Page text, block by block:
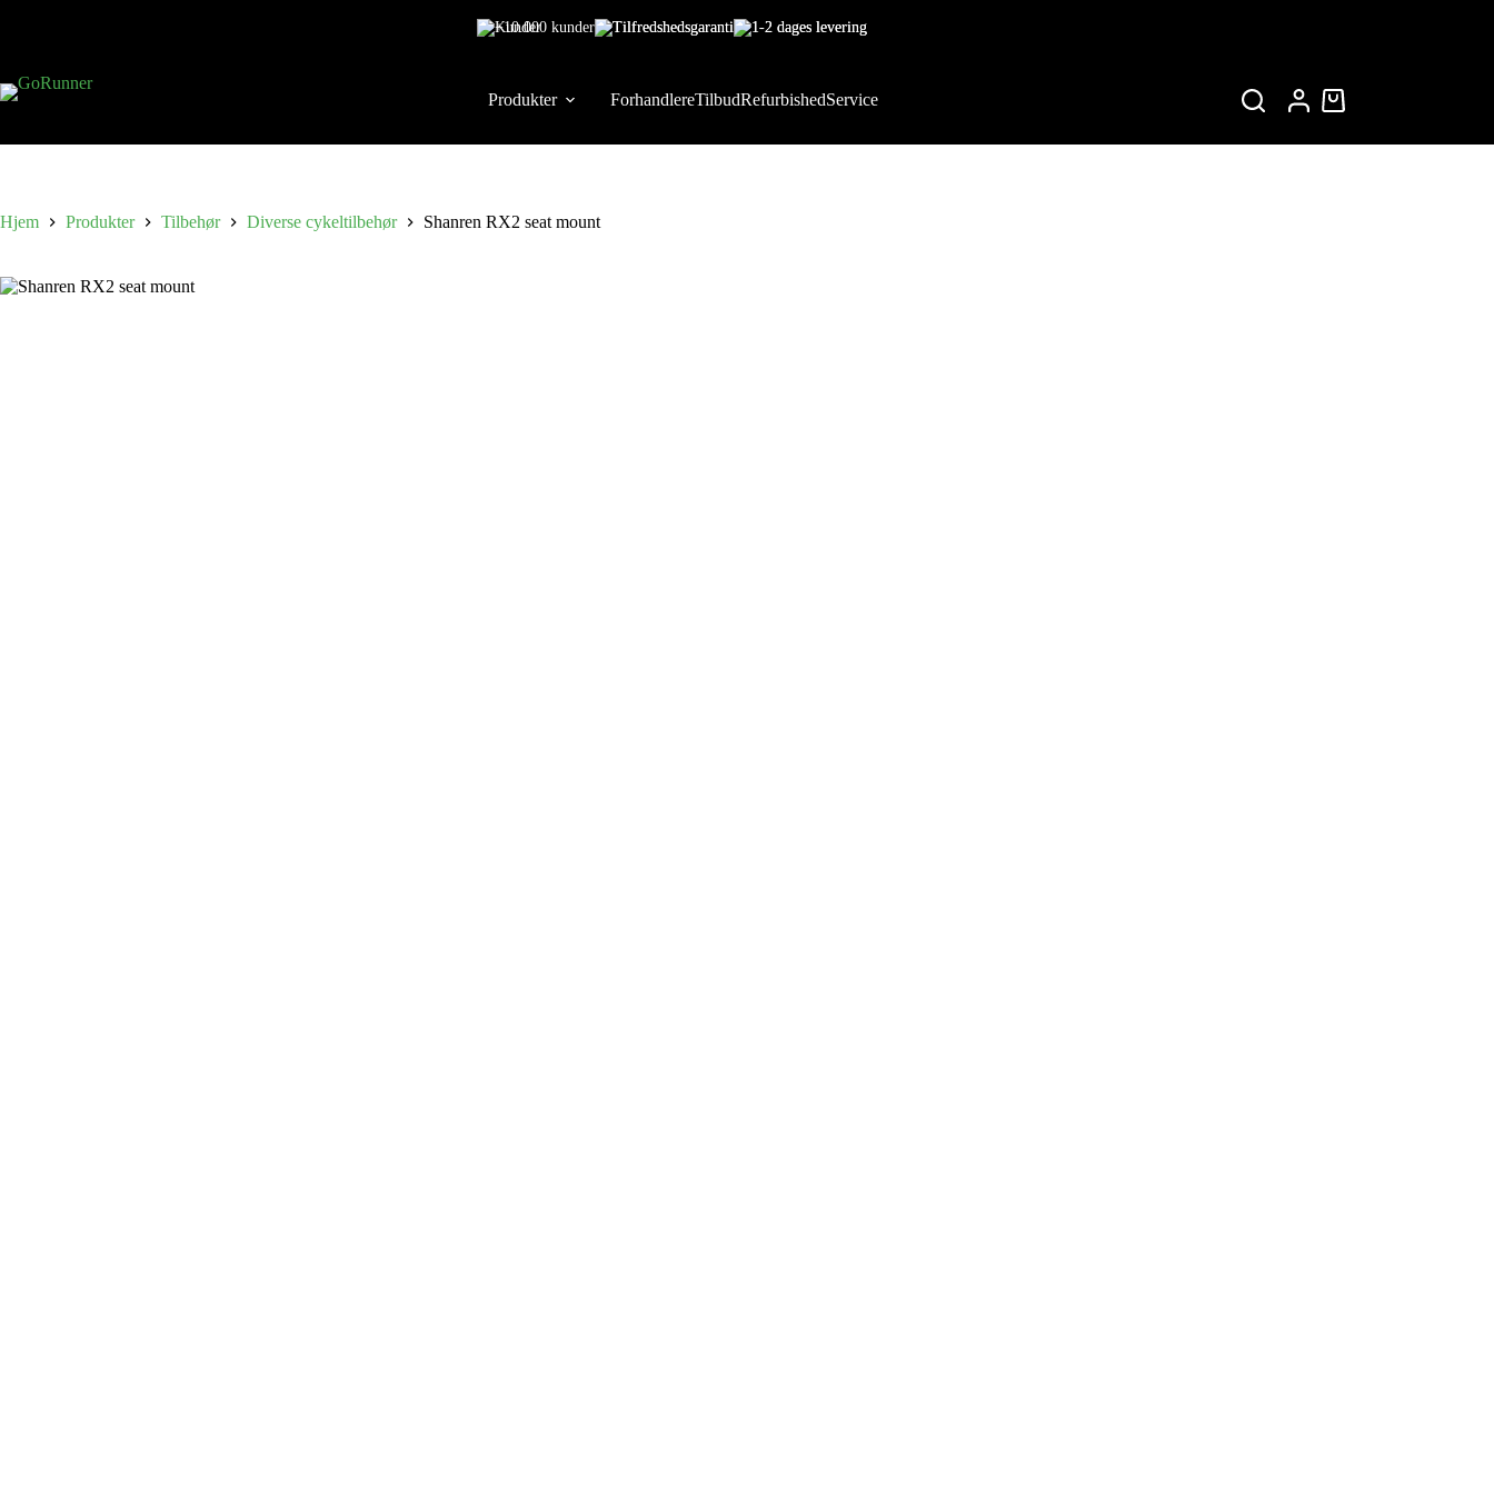
+10.000 kunder Tilfredshedsgaranti 1-2 dages levering
Produkter ForhandlereTilbudRefurbishedService
Hjem Produkter Tilbehør Diverse cykeltilbehør Shanren RX2 seat mount